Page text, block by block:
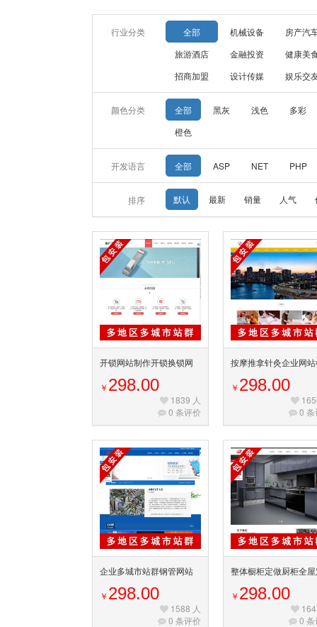
行业分类 全部 机械设备
房产汽
旅游酒店
金融投资
健康美
招商加盟
设计传媒 娱乐交
颜色分类 全部 黑灰 浅色
多彩
橙色
开发语言 全部 ASP NET PHP
排序 默认 最新 销量 人气
开锁网站制作开锁换锁网
站源码设备服务行业网站
多城市站群系统[a075]
￥ 298.00
1839 人
0 条评价
按摩推拿针灸企业网
板美容保养理疗养生
城市地区站群源码
￥ 298.00
0 条
企业多城市站群钢管网站
模板蓝色工业钢材源码营
销型不锈钢钢管网[a070]
￥ 298.00
1588 人
0 条评价
整体橱柜定做厨柜全
制多城市二级地区泛
业站群多目录系统
￥ 298.00
0 条